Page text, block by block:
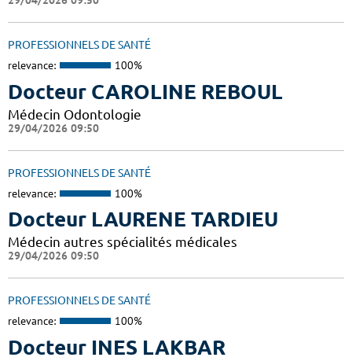
PROFESSIONNELS DE SANTÉ
relevance: 100%
Docteur CAROLINE REBOUL
Médecin Odontologie
29/04/2026 09:50
PROFESSIONNELS DE SANTÉ
relevance: 100%
Docteur LAURENE TARDIEU
Médecin autres spécialités médicales
29/04/2026 09:50
PROFESSIONNELS DE SANTÉ
relevance: 100%
Docteur INES LAKBAR